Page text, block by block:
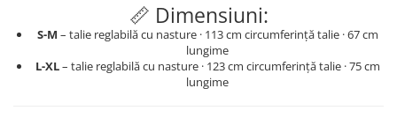
📏 Dimensiuni:
S-M – talie reglabilă cu nasture · 113 cm circumferință talie · 67 cm
lungime
L-XL– talie reglabilă cu nasture · 123 cm circumferință talie · 75 cm
lungime